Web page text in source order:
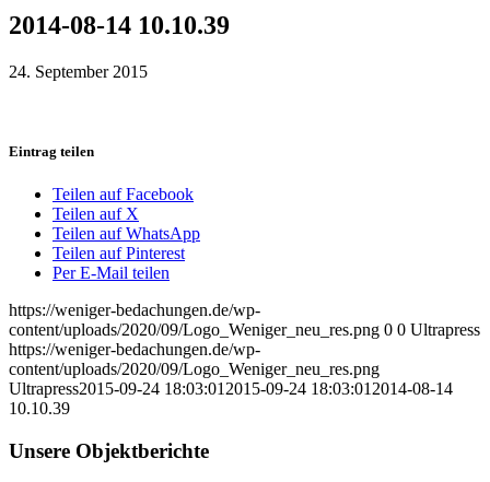
2014-08-14 10.10.39
24. September 2015
Eintrag teilen
Teilen auf Facebook
Teilen auf X
Teilen auf WhatsApp
Teilen auf Pinterest
Per E-Mail teilen
https://weniger-bedachungen.de/wp-
content/uploads/2020/09/Logo_Weniger_neu_res.png 0 0 Ultrapress
https://weniger-bedachungen.de/wp-
content/uploads/2020/09/Logo_Weniger_neu_res.png
Ultrapress2015-09-24 18:03:01 2015-09-24 18:03:01 2014-08-14
10.10.39
Unsere Objektberichte